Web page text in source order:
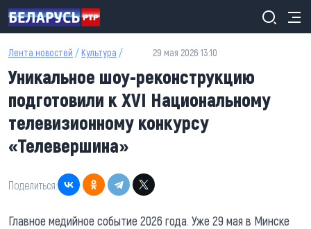
Перейти к основному содержанию
Лента новостей / Культура / 29 мая 2026 13:10
Уникальное шоу-реконструкцию
подготовили к XVI Национальному
телевизионному конкурсу
«Телевершина»
Поделиться:
Главное медийное событие 2026 года. Уже 29 мая в Минске